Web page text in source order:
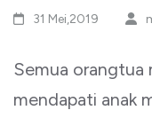
31 Mei,2019
Semua orangtua
mendapati anak